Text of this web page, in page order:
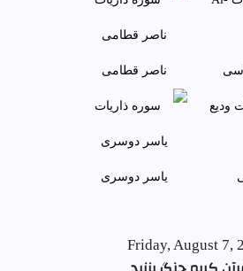
ناصر قطامی
ياسر دوسری
Friday, August 7,